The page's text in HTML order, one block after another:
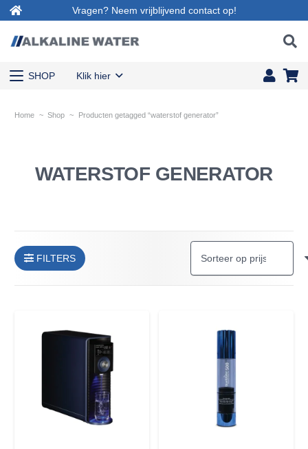
Vragen? Neem vrijblijvend contact op!
SHOP Klik hier
Home ~ Shop ~ Producten getagged “waterstof generator”
WATERSTOF GENERATOR
FILTERS